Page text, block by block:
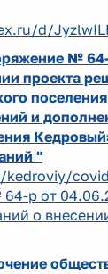
d/
№
проекта
и
"
kedroviy/
р от
о